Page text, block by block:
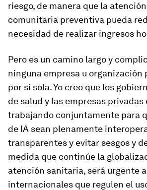
riesgo, de manera que la
comunitaria preventiva pueda
necesidad de realizar ingresos
Pero es un camino largo y
ninguna empresa u organización
por sí sola. Yo creo que los
de salud y las empresas
trabajando conjuntamente para
de IA sean plenamente
transparentes y evitar sesgos y
medida que continúe la
atención sanitaria, será urgente
internacionales que regulen el